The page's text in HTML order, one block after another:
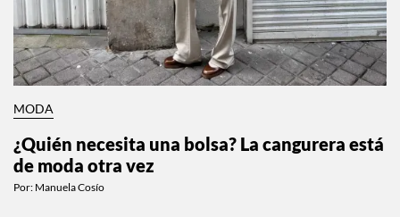
MODA
¿Quién necesita una bolsa? La cangurera está
de moda otra vez
Por: Manuela Cosío